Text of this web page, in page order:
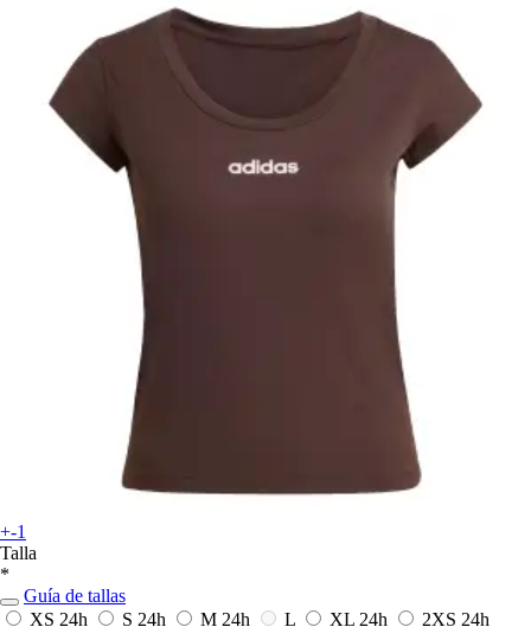
+-1
Talla
*
Guía de tallas
XS 24h S 24h M 24h L XL 24h 2XS 24h